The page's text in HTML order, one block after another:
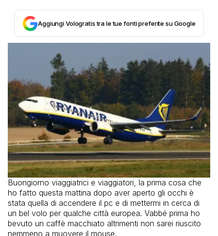
Aggiungi Vologratis tra le tue fonti preferite su Google
Buongiorno viaggiatrici e viaggiatori, la prima cosa che
ho fatto questa mattina dopo aver aperto gli occhi è
stata quella di accendere il pc e di mettermi in cerca di
un bel volo per qualche città europea. Vabbé prima ho
bevuto un caffè macchiato altrimenti non sarei riuscito
nemmeno a muovere il mouse.